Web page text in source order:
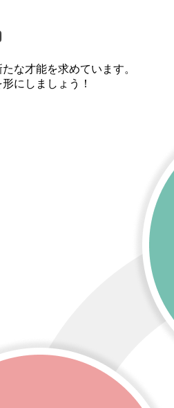
な才能を求めています。
にしましょう！